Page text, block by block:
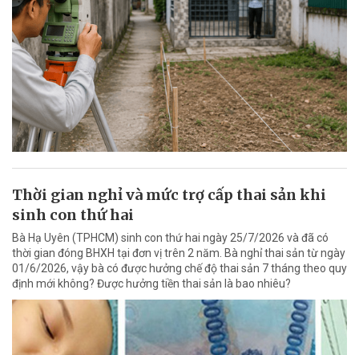
Thời gian nghỉ và mức trợ cấp thai sản khi
sinh con thứ hai
Bà Hạ Uyên (TPHCM) sinh con thứ hai ngày 25/7/2026 và đã có
thời gian đóng BHXH tại đơn vị trên 2 năm. Bà nghỉ thai sản từ ngày
01/6/2026, vậy bà có được hưởng chế độ thai sản 7 tháng theo quy
định mới không? Được hưởng tiền thai sản là bao nhiêu?